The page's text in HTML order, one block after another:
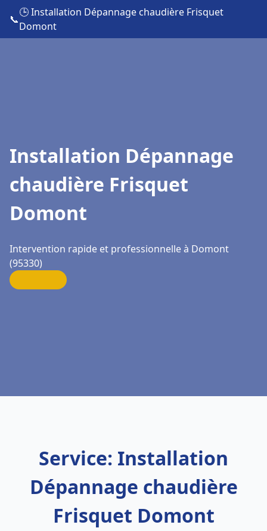
📞
🕒 Installation Dépannage chaudière Frisquet
Domont
Installation Dépannage
chaudière Frisquet
Domont
Intervention rapide et professionnelle à Domont
(95330)
Service: Installation
Dépannage chaudière
Frisquet Domont